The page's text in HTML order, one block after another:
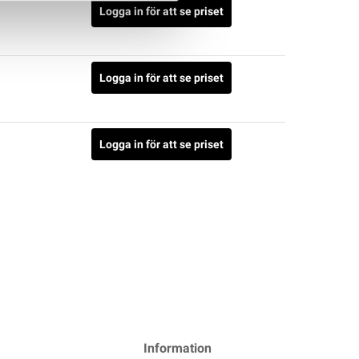
Logga in för att se priset
Logga in för att se priset
Logga in för att se priset
Information